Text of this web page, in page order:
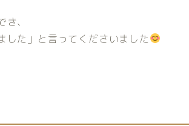
、
した」と言ってくださいました